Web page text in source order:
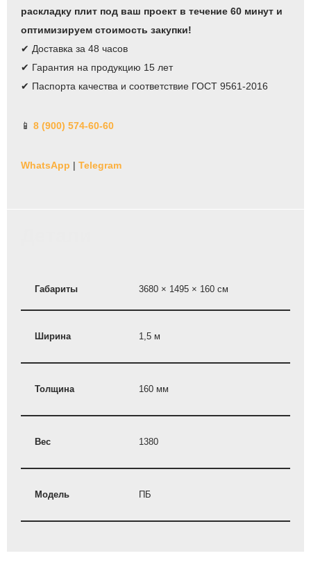
раскладку плит под ваш проект в течение 60 минут и
оптимизируем стоимость закупки!
✔ Доставка за 48 часов
✔ Гарантия на продукцию 15 лет
✔ Паспорта качества и соответствие ГОСТ 9561-2016
📱 8 (900) 574-60-60
WhatsApp | Telegram
Габариты 3680 × 1495 × 160 см
Ширина 1,5 м
Толщина 160 мм
Вес 1380
Модель ПБ